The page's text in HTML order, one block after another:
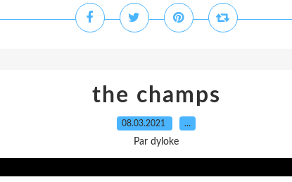
the champs
08.03.2021 …
Par dyloke